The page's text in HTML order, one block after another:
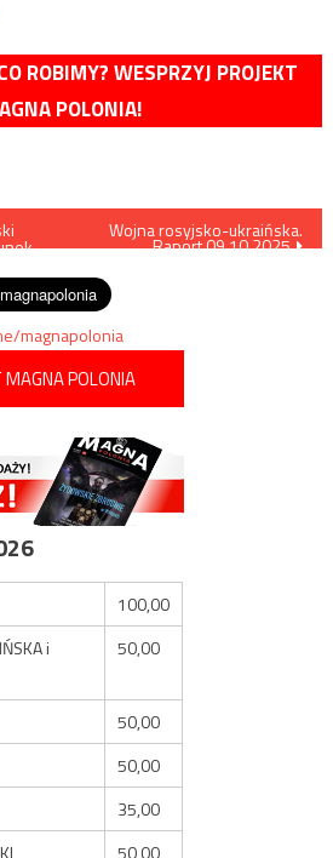
ROBIMY? WESPRZYJ PROJEKT
POLONIA!
Wojna rosyjsko-ukraińska.
Raport 09.10.2025
magnapolonia
MAGNA POLONIA
100,00
i
50,00
50,00
50,00
35,00